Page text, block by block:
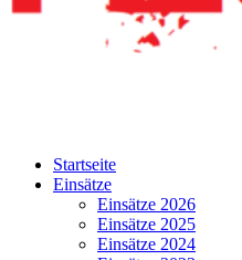
Startseite
Einsätze
Einsätze 2026
Einsätze 2025
Einsätze 2024